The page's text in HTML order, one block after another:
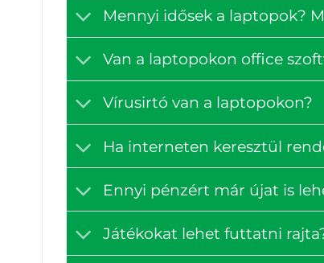
Mennyi idősek a laptopok?
Van a laptopokon office
Vírusirtó van a laptopokon?
Ha interneten keresztül
Ennyi pénzért már újat is
Játékokat lehet futtatni